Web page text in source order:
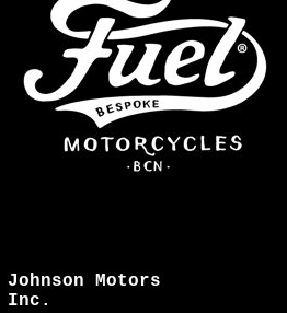
Johnson Motors
Inc.